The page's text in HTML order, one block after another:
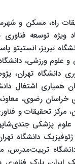
راه، مسکن و
توسعه
تبریز، انستیتو
ورزشی،
دانشگاه
همیاری
خراسان رضوی،
مرکز تحقیقات و
پزشکی
دانشگاه
تربیت‌مدرس،